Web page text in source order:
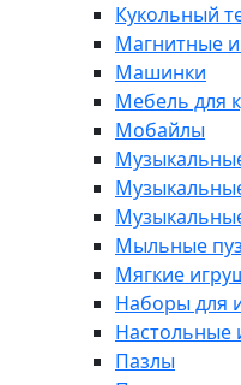
Кукольный
Магнитные
Машинки
Мебель для
Мобайлы
Мыльные
Мягкие
Наборы для
Настольные
Пазлы